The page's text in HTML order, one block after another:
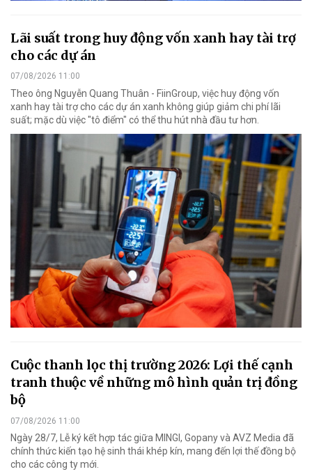
Lãi suất trong huy động vốn xanh hay tài trợ
cho các dự án
07/08/2026 11:00
Theo ông Nguyễn Quang Thuân - FiinGroup, việc huy động vốn
xanh hay tài trợ cho các dự án xanh không giúp giảm chi phí lãi
suất; mặc dù việc "tô điểm" có thể thu hút nhà đầu tư hơn.
Cuộc thanh lọc thị trường 2026: Lợi thế cạnh
tranh thuộc về những mô hình quản trị đồng
bộ
07/08/2026 11:00
Ngày 28/7, Lễ ký kết hợp tác giữa MINGI, Gopany và AVZ Media đã
chính thức kiến tạo hệ sinh thái khép kín, mang đến lợi thế đồng bộ
cho các công ty mới.